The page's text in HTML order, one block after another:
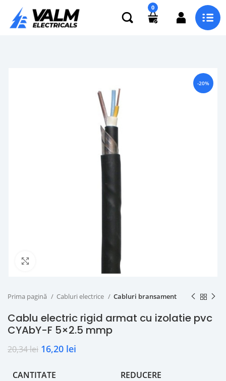
0
-20%
Prima pagină Cabluri electrice Cabluri bransament
Cablu electric rigid armat cu izolatie pvc
CYAbY-F 5×2.5 mmp
20,34lei 16,20 lei
CANTITATE REDUCERE